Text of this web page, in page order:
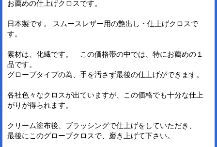
お薦めの仕上げクロスです。
日本製です。 スムースレザー用の艶出し・仕上げクロスで
す。
素材は、化繊です。 この価格帯の中では、特にお薦めの１
品です。
グローブタイプの為、手を汚さず最後の仕上げができます。
各社色々なクロスが出ていますが、この価格でも十分な仕上
がりが得られます。
クリーム塗布後、ブラッシングで仕上げをしていただき、
最後にこのグローブクロスで、磨き上げて下さい。